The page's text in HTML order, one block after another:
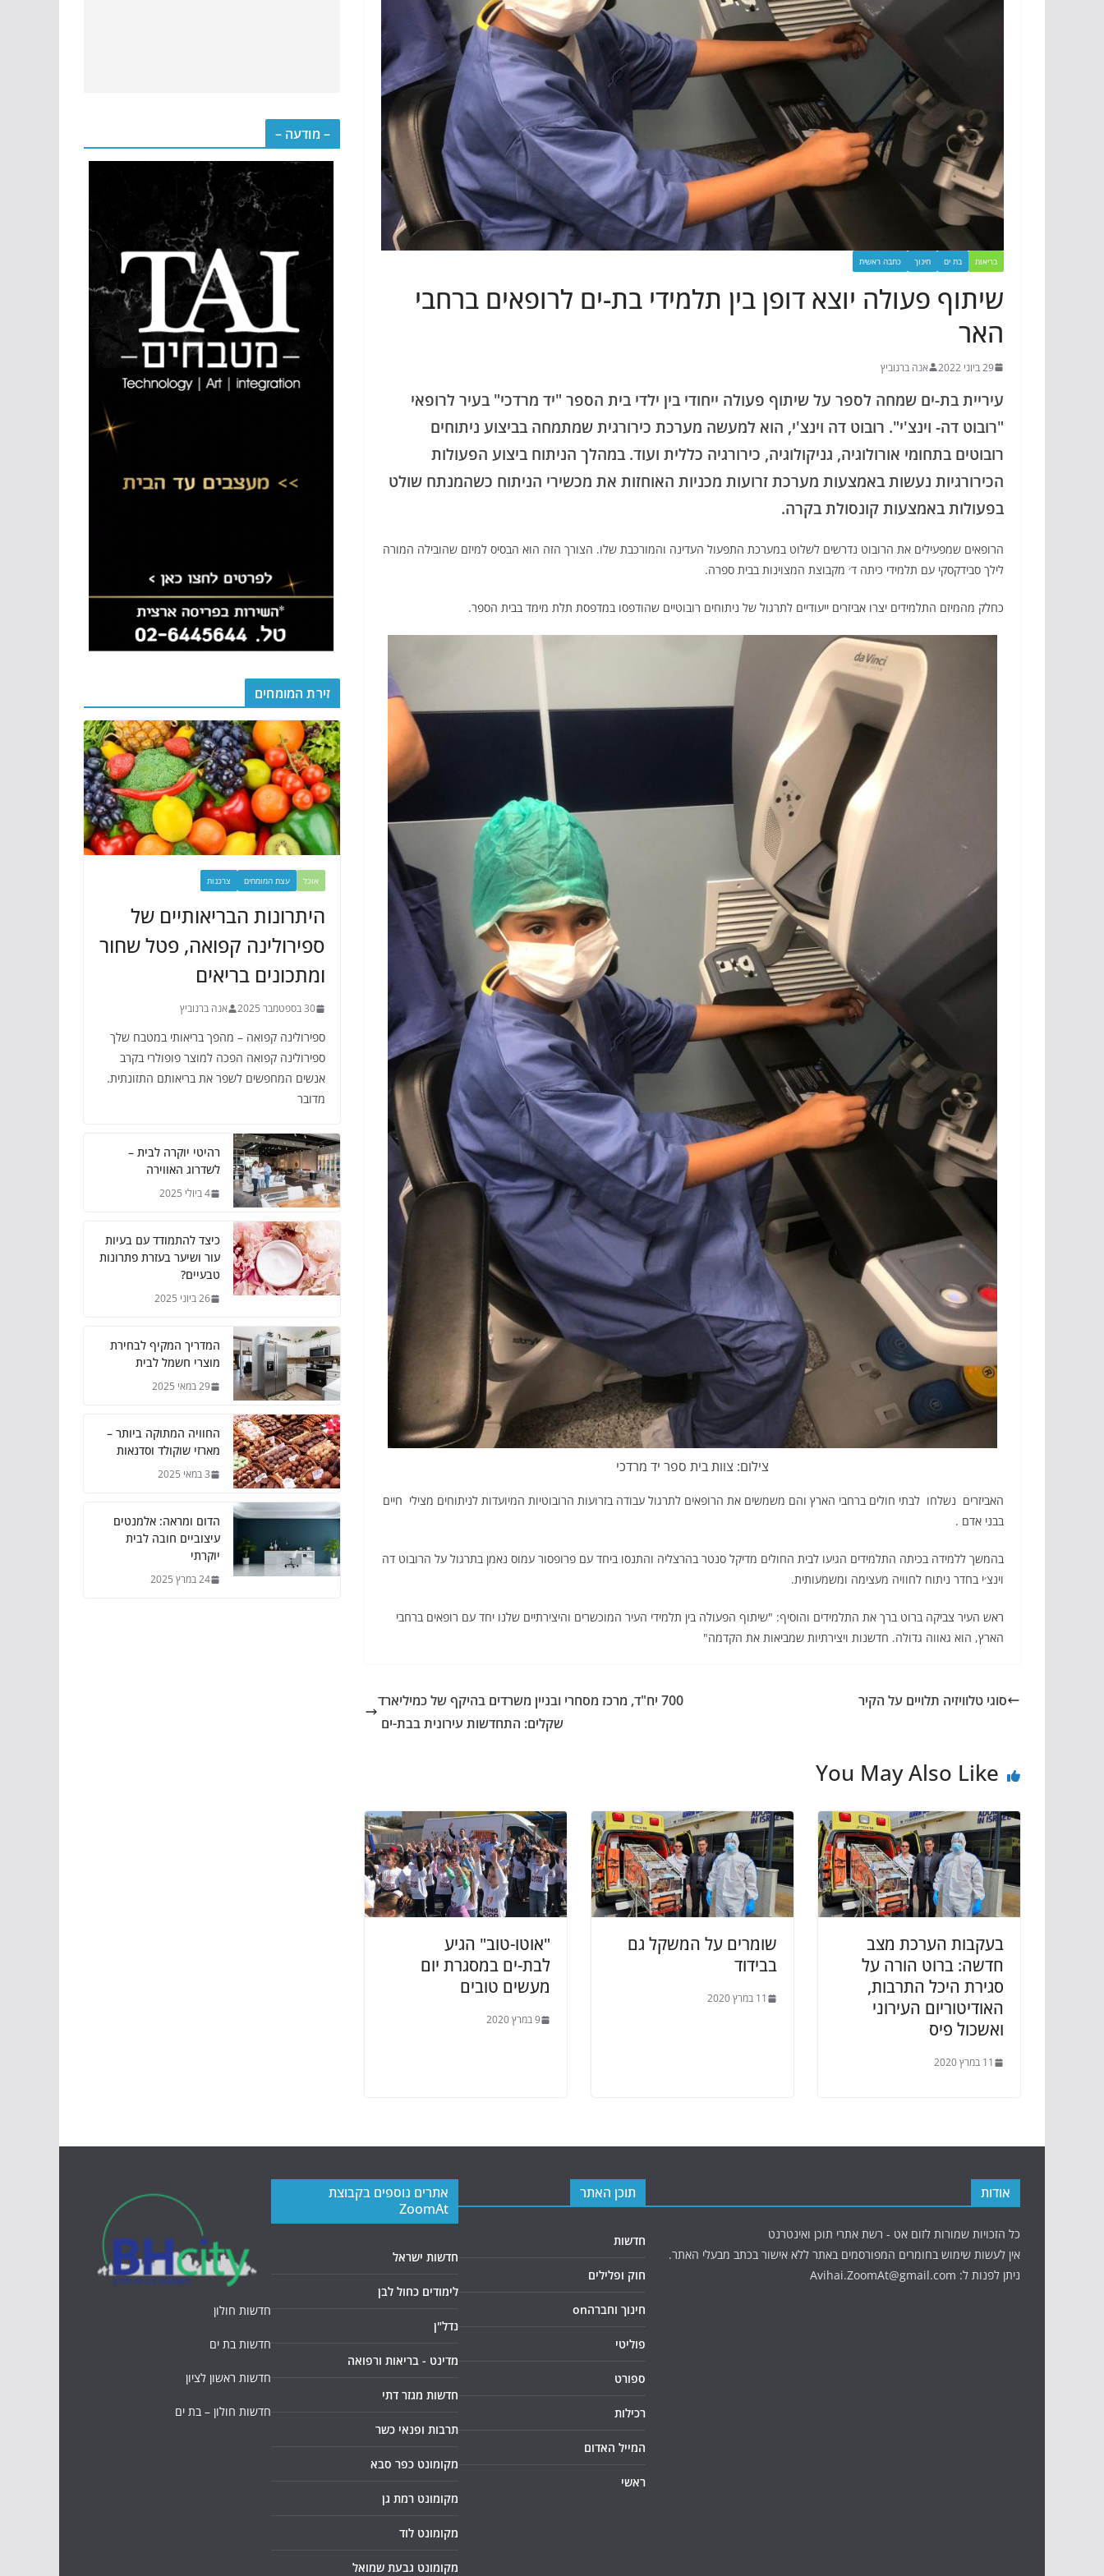
בריאות בת ים חינוך כתבה ראשית
שיתוף פעולה יוצא דופן בין תלמידי בת-ים לרופאים ברחבי
האר
29 ביוני 2022 אנה ברנוביץ
עיריית בת-ים שמחה לספר על שיתוף פעולה ייחודי בין ילדי בית הספר "יד מרדכי" בעיר לרופאי
"רובוט דה- וינצ'י". רובוט דה וינצ'י, הוא למעשה מערכת כירורגית שמתמחה בביצוע ניתוחים
רובוטים בתחומי אורולוגיה, גניקולוגיה, כירורגיה כללית ועוד. במהלך הניתוח ביצוע הפעולות
הכירורגיות נעשות באמצעות מערכת זרועות מכניות האוחזות את מכשירי הניתוח כשהמנתח שולט
בפעולות באמצעות קונסולת בקרה.
הרופאים שמפעילים את הרובוט נדרשים לשלוט במערכת התפעול העדינה והמורכבת שלו. הצורך הזה הוא הבסיס למיזם שהובילה המורה
לילך סבידקסקי עם תלמידי כיתה ד׳ מקבוצת המצוינות בבית ספרה.
כחלק מהמיזם התלמידים יצרו אביזרים ייעודיים לתרגול של ניתוחים רובוטיים שהודפסו במדפסת תלת מימד בבית הספר.
צילום: צוות בית ספר יד מרדכי
האביזרים נשלחו לבתי חולים ברחבי הארץ והם משמשים את הרופאים לתרגול עבודה בזרועות הרובוטיות המיועדות לניתוחים מצילי חיים
בבני אדם .
בהמשך ללמידה בכיתה התלמידים הגיעו לבית החולים מדיקל סנטר בהרצליה והתנסו ביחד עם פרופסור עמוס נאמן בתרגול על הרובוט דה
וינצ׳י בחדר ניתוח לחוויה מעצימה ומשמעותית.
ראש העיר צביקה ברוט ברך את התלמידים והוסיף: "שיתוף הפעולה בין תלמידי העיר המוכשרים והיצירתיים שלנו יחד עם רופאים ברחבי
הארץ, הוא גאווה גדולה. חדשנות ויצירתיות שמביאות את הקדמה"
סוגי טלוויזיה תלויים על הקיר
700 יח"ד, מרכז מסחרי ובניין משרדים בהיקף של כמיליארד
שקלים: התחדשות עירונית בבת-ים
You May Also Like
בעקבות הערכת מצב
חדשה: ברוט הורה על
סגירת היכל התרבות,
האודיטוריום העירוני
ואשכול פיס
11 במרץ 2020
שומרים על המשקל גם
בבידוד
11 במרץ 2020
"אוטו-טוב" הגיע
לבת-ים במסגרת יום
מעשים טובים
9 במרץ 2020
– מודעה –
זירת המומחים
אוכל עצת המומחים צרכנות
היתרונות הבריאותיים של
ספירולינה קפואה, פטל שחור
ומתכונים בריאים
30 בספטמבר 2025 אנה ברנוביץ
ספירולינה קפואה – מהפך בריאותי במטבח שלך
ספירולינה קפואה הפכה למוצר פופולרי בקרב
אנשים המחפשים לשפר את בריאותם התזונתית.
מדובר
רהיטי יוקרה לבית –
לשדרוג האווירה
4 ביולי 2025
כיצד להתמודד עם בעיות
עור ושיער בעזרת פתרונות
טבעיים?
26 ביוני 2025
המדריך המקיף לבחירת
מוצרי חשמל לבית
29 במאי 2025
החוויה המתוקה ביותר –
מארזי שוקולד וסדנאות
3 במאי 2025
הדום ומראה: אלמנטים
עיצוביים חובה לבית
יוקרתי
24 במרץ 2025
אודות
כל הזכויות שמורות לזום אט - רשת אתרי תוכן ואינטרנט
אין לעשות שימוש בחומרים המפורסמים באתר ללא אישור בכתב מבעלי האתר.
ניתן לפנות ל: Avihai.ZoomAt@gmail.com
תוכן האתר
חדשות
חוק ופלילים
חינוך וחברהon
פוליטי
ספורט
רכילות
המייל האדום
ראשי
אתרים נוספים בקבוצת
ZoomAt
חדשות ישראל
לימודים כחול לבן
נדל"ן
מדינט - בריאות ורפואה
חדשות מגזר דתי
תרבות ופנאי כשר
מקומונט כפר סבא
מקומונט רמת גן
מקומונט לוד
מקומונט גבעת שמואל
חדשות חולון
חדשות בת ים
חדשות ראשון לציון
חדשות חולון – בת ים